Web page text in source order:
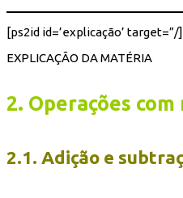
[ps2id id=’explicação’ target=”/]
EXPLICAÇÃO DA MATÉRIA
2. Operações
2.1. Adição e